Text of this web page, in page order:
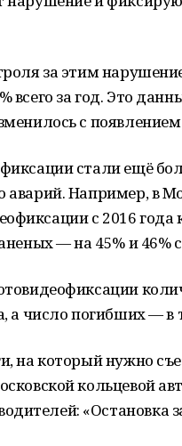
за этим
всего за год. Это
с
стали ещё
аварий. Например, в
с 2016 года
— на 45% и 46%
а число погибших — в
на который нужно
кольцевой
«Остановка